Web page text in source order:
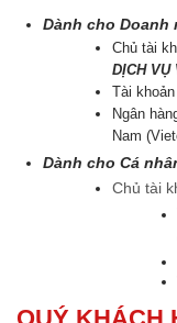
Dành cho Doanh
Chủ tài
DỊCH VỤ
Tài
Ngân
Nam
Dành cho Cá
Chủ tài